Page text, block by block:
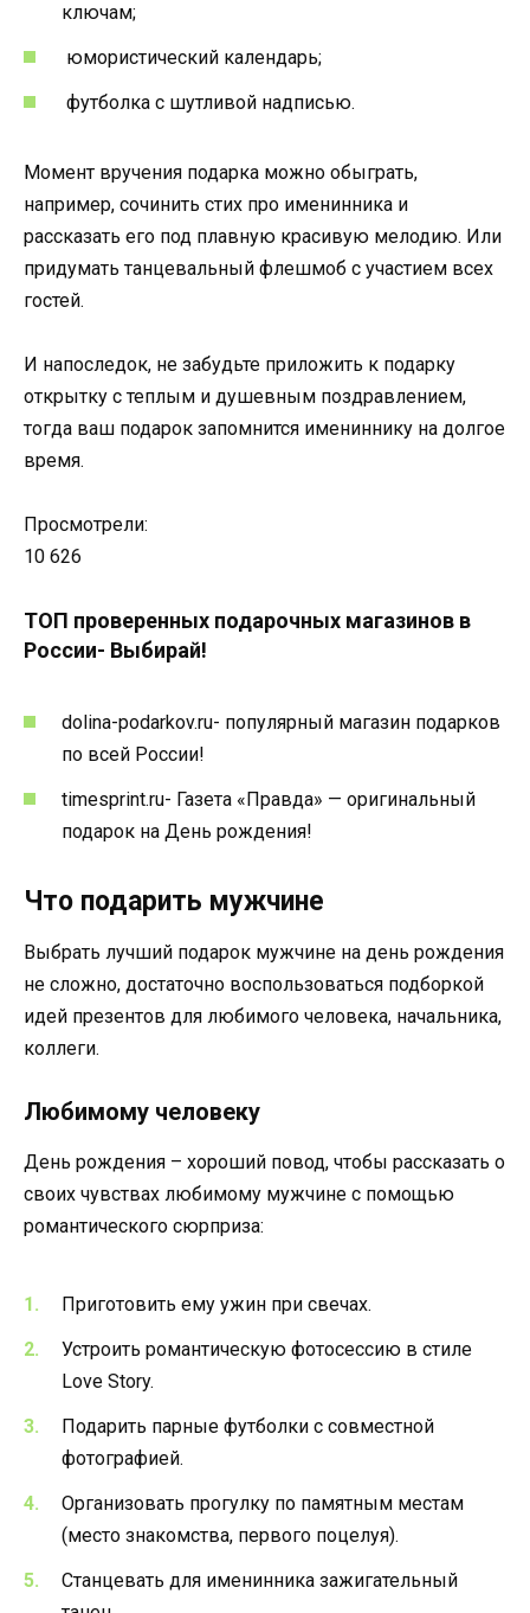
ключам;
юмористический календарь;
футболка с шутливой надписью.
Момент вручения подарка можно обыграть,
например, сочинить стих про именинника и
рассказать его под плавную красивую мелодию. Или
придумать танцевальный флешмоб с участием всех
гостей.
И напоследок, не забудьте приложить к подарку
открытку с теплым и душевным поздравлением,
тогда ваш подарок запомнится имениннику на долгое
время.
Просмотрели:
10 626
ТОП проверенных подарочных магазинов в
России- Выбирай!
dolina-podarkov.ru- популярный магазин подарков
по всей России!
timesprint.ru- Газета «Правда» — оригинальный
подарок на День рождения!
Что подарить мужчине
Выбрать лучший подарок мужчине на день рождения
не сложно, достаточно воспользоваться подборкой
идей презентов для любимого человека, начальника,
коллеги.
Любимому человеку
День рождения – хороший повод, чтобы рассказать о
своих чувствах любимому мужчине с помощью
романтического сюрприза:
Приготовить ему ужин при свечах.
Устроить романтическую фотосессию в стиле
Love Story.
Подарить парные футболки с совместной
фотографией.
Организовать прогулку по памятным местам
(место знакомства, первого поцелуя).
Станцевать для именинника зажигательный